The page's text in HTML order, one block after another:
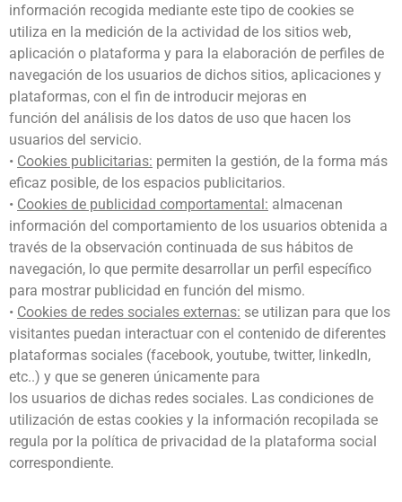
información recogida mediante este tipo de cookies se
utiliza en la medición de la actividad de los sitios web,
aplicación o plataforma y para la elaboración de perfiles de
navegación de los usuarios de dichos sitios, aplicaciones y
plataformas, con el fin de introducir mejoras en
función del análisis de los datos de uso que hacen los
usuarios del servicio.
• Cookies publicitarias: permiten la gestión, de la forma más
eficaz posible, de los espacios publicitarios.
• Cookies de publicidad comportamental: almacenan
información del comportamiento de los usuarios obtenida a
través de la observación continuada de sus hábitos de
navegación, lo que permite desarrollar un perfil específico
para mostrar publicidad en función del mismo.
• Cookies de redes sociales externas: se utilizan para que los
visitantes puedan interactuar con el contenido de diferentes
plataformas sociales (facebook, youtube, twitter, linkedIn,
etc..) y que se generen únicamente para
los usuarios de dichas redes sociales. Las condiciones de
utilización de estas cookies y la información recopilada se
regula por la política de privacidad de la plataforma social
correspondiente.